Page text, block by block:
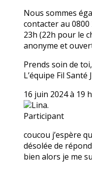
Nous sommes
contacter au 0800
23h (22h pour le
anonyme et
Prends soin de toi,
L’équipe Fil Santé
16 juin 2024 à 19
Lina.
Participant
coucou j’espère
désolée de
bien alors je me